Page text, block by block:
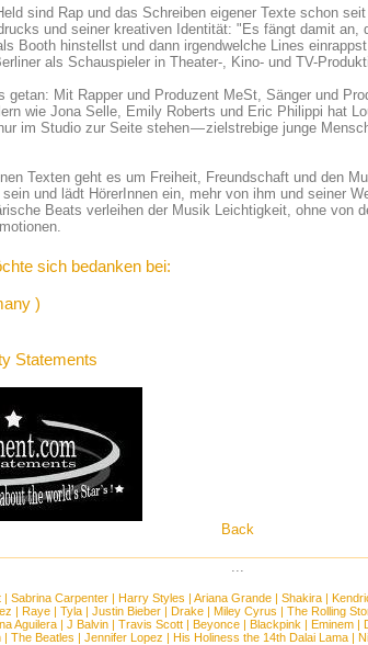
sind Rap und das Schreiben eigener Texte schon
und seiner kreativen Identität: "Es fängt damit
Booth hinstellst und dann irgendwelche Lines
als Schauspieler in Theater-, Kino- und TV-
getan: Mit Rapper und Produzent MeSt, Sänger und
wie Jona Selle, Emily Roberts und Eric Philippi hat
im Studio zur Seite stehen — zielstrebige junge
Texten geht es um Freiheit, Freundschaft und den
und lädt HörerInnen ein, mehr von ihm und seiner
Beats verleihen der Musik Leichtigkeit, ohne von
sich bedanken bei:
)
Statements
Back
...
| Sabrina Carpenter | Harry Styles | Ariana Grande | Shakira |
| Raye| Tyla| Justin Bieber| Drake| Miley Cyrus | The Rolling
Aguilera | J Balvin | Travis Scott | Beyonce | Blackpink | Eminem |
| The Beatles | Jennifer Lopez | His Holiness the 14th Dalai Lama|